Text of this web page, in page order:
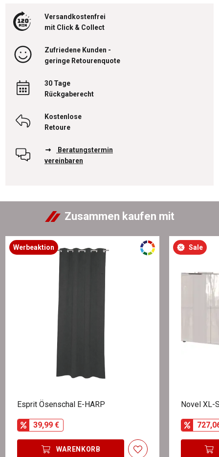
Versandkostenfrei
mit Click & Collect
Zufriedene Kunden -
geringe Retourenquote
30 Tage
Rückgaberecht
Kostenlose
Retoure
Beratungstermin
vereinbaren
Zusammen kaufen mit
Werbeaktion
Esprit Ösenschal E-HARP
39,99 €
WARENKORB
Sale
Novel XL-